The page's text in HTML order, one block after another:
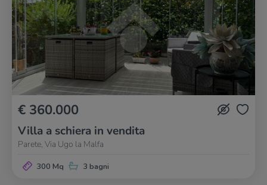
€ 360.000
Villa a schiera in vendita
Parete, Via Ugo la Malfa
300 Mq 3 bagni